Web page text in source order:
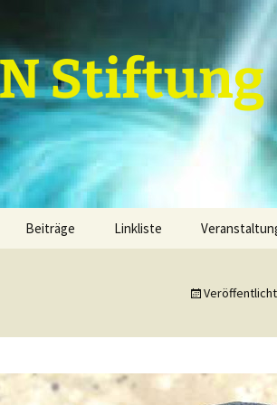
Stiftung
3.
Projektfeld 1
Beiträge Linkliste